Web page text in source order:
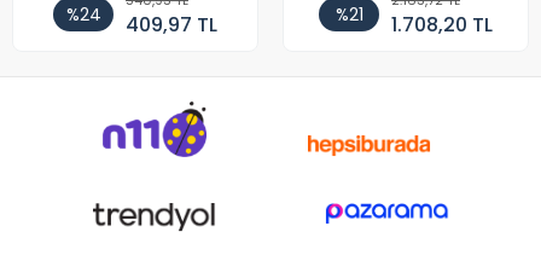
%24 409,97 TL %21 1.708,20 TL